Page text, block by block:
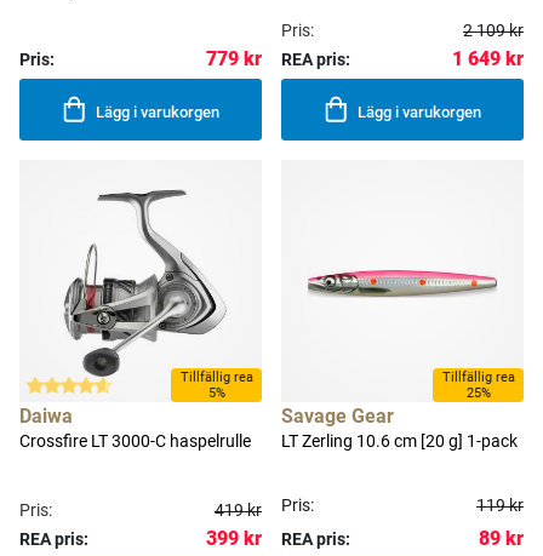
Pris: 779 kr
Lägg i varukorgen
Pris:
2 109 kr
REA pris:
1 649 kr
Lägg i varukorgen
Tillfällig rea
5%
Daiwa
Crossfire LT 3000-C haspelrulle
Pris:
419 kr
REA pris:
399 kr
Tillfällig rea
25%
Savage Gear
LT Zerling 10.6 cm [20 g] 1-pack
Pris:
119 kr
REA pris:
89 kr